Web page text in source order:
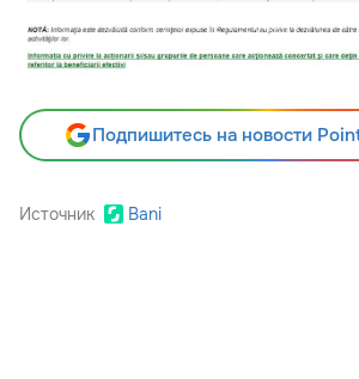
Подпишитесь на новости
Источник Bani